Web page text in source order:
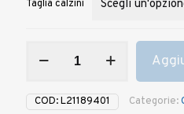
Taglia calzini
Alé
Nero/Giallo
COD:L21189401 Categorie: